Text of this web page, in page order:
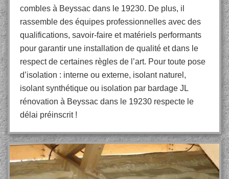
combles à Beyssac dans le 19230. De plus, il
rassemble des équipes professionnelles avec des
qualifications, savoir-faire et matériels performants
pour garantir une installation de qualité et dans le
respect de certaines règles de l’art. Pour toute pose
d’isolation : interne ou externe, isolant naturel,
isolant synthétique ou isolation par bardage JL
rénovation à Beyssac dans le 19230 respecte le
délai préinscrit !